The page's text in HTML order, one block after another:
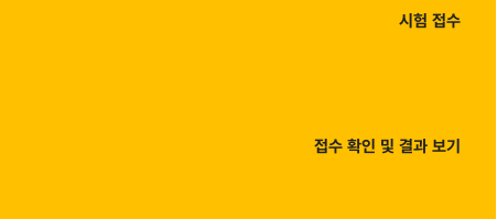
시험 접수
접수 확인 및 결과 보기